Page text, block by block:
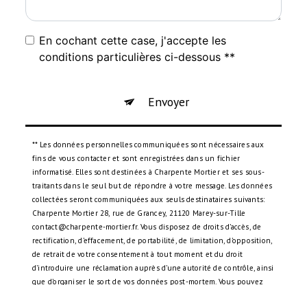
En cochant cette case, j'accepte les
conditions particulières ci-dessous **
Envoyer
** Les données personnelles communiquées sont nécessaires aux
fins de vous contacter et sont enregistrées dans un fichier
informatisé. Elles sont destinées à Charpente Mortier et ses sous-
traitants dans le seul but de répondre à votre message. Les données
collectées seront communiquées aux seuls destinataires suivants:
Charpente Mortier 28, rue de Grancey, 21120 Marey-sur-Tille
contact@charpente-mortier.fr. Vous disposez de droits d’accès, de
rectification, d’effacement, de portabilité, de limitation, d’opposition,
de retrait de votre consentement à tout moment et du droit
d’introduire une réclamation auprès d’une autorité de contrôle, ainsi
que d’organiser le sort de vos données post-mortem. Vous pouvez